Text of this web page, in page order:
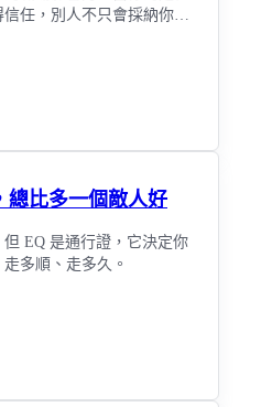
任，別人不只會採納你的
總比多一個敵人好
EQ 是通行證，它決定你
多順、走多久。